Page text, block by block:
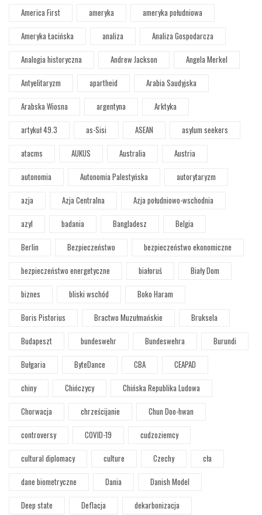
America First
ameryka
ameryka południowa
Ameryka Łacińska
analiza
Analiza Gospodarcza
Analogia historyczna
Andrew Jackson
Angela Merkel
Antyelitaryzm
apartheid
Arabia Saudyjska
Arabska Wiosna
argentyna
Arktyka
artykuł 49.3
as-Sisi ASEAN
asylum seekers
atacms
AUKUS Australia
Austria
autonomia
Autonomia Palestyńska
autorytaryzm
azja
Azja Centralna
Azja południowo-wschodnia
azyl
badania Bangladesz
Belgia
Berlin
Bezpieczeństwo
bezpieczeństwo ekonomiczne
bezpieczeństwo energetyczne
białoruś
Biały Dom
biznes
bliski wschód
Boko Haram
Boris Pistorius
Bractwo Muzułmańskie
Bruksela
Budapeszt
bundeswehr Bundeswehra
Burundi
Bułgaria
ByteDance CBA
CEAPAD
chiny
Chińczycy
Chińska Republika Ludowa
Chorwacja
chrześcijanie
Chun Doo-hwan
controversy
COVID-19
cudzoziemcy
cultural diplomacy
culture Czechy
cła
dane biometryczne
Dania
Danish Model
Deep state
Deflacja dekarbonizacja